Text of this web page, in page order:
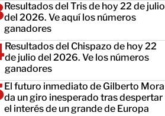
Resultados del Tris de hoy 22 de julio
del 2026. Ve aquí los números
ganadores
Resultados del Chispazo de hoy 22
de julio del 2026. Ve los números
ganadores
El futuro inmediato de Gilberto Mora
da un giro inesperado tras despertar
el interés de un grande de Europa